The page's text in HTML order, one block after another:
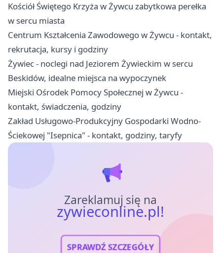
Kościół Świętego Krzyża w Żywcu zabytkowa perełka
w sercu miasta
Centrum Kształcenia Zawodowego w Żywcu - kontakt,
rekrutacja, kursy i godziny
Żywiec - noclegi nad Jeziorem Żywieckim w sercu
Beskidów, idealne miejsca na wypoczynek
Miejski Ośrodek Pomocy Społecznej w Żywcu -
kontakt, świadczenia, godziny
Zakład Usługowo-Produkcyjny Gospodarki Wodno-
Ściekowej "Isepnica" - kontakt, godziny, taryfy
Zareklamuj się na
zywieconline.pl!
SPRAWDŹ SZCZEGÓŁY